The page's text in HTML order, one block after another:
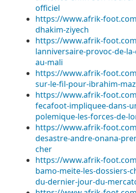
officiel
https://www.afrik-
dhakim-ziyech
https://www.afrik-
lanniversaire-provoc-de-
au-mali
https://www.afrik-
sur-le-fil-pour-ibrahim-
https://www.afrik-
fecafoot-impliquee-dans-
polemique-les-forces-de-
https://www.afrik-
desastre-andre-onana-
cher
https://www.afrik-
bamo-meite-les-dossiers-
du-dernier-jour-du-